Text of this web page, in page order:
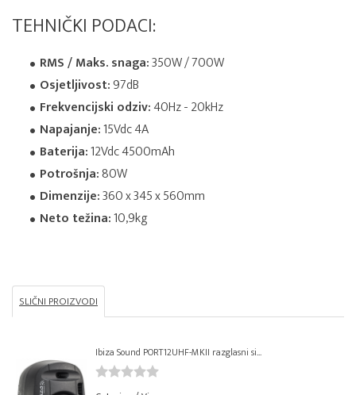
TEHNIČKI PODACI:
RMS / Maks. snaga:350W / 700W
Osjetljivost:97dB
Frekvencijski odziv:40Hz - 20kHz
Napajanje:15Vdc 4A
Baterija:12Vdc 4500mAh
Potrošnja:80W
Dimenzije:360 x 345 x 560mm
Neto težina:10,9kg
SLIČNI PROIZVODI
Ibiza Sound PORT12UHF-MKII razglasni si...